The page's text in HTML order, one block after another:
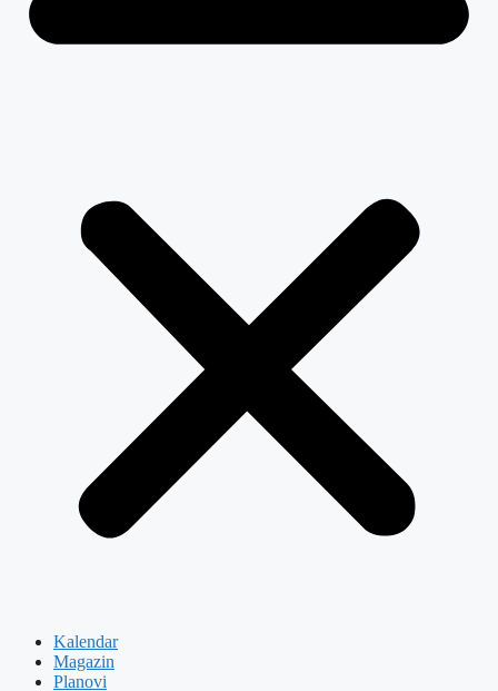
Kalendar
Magazin
Planovi